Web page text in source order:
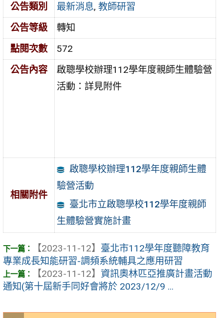
公告類別
最新消息,教師研習
公告等級
轉知
點閱次數
572
公告內容
啟聰學校辦理112學年度親師生體驗營
活動：詳見附件
相關附件
啟聰學校辦理112學年度親師生體
驗營活動
臺北市立啟聰學校112學年度親師
生體驗營實施計畫
【2023-11-12】 臺北市112學年度聽障教育
專業成長知能研習-調頻系統輔具之應用研習
【2023-11-12】 資訊奧林匹亞推廣計畫活動
通知(第十屆新手同好會將於 2023/12/9 ...